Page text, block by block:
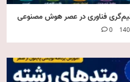
فناوری در عصر هوش مصنوعی
0